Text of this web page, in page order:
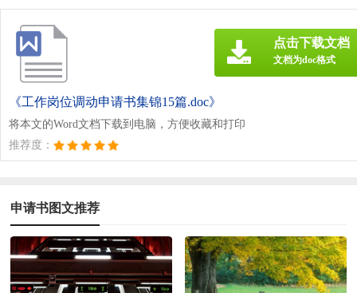
《工作岗位调动申请书集锦15篇.doc》
将本文的Word文档下载到电脑，方便收藏和打印
推荐度：
点击下载文档
文档为doc格式
申请书图文推荐